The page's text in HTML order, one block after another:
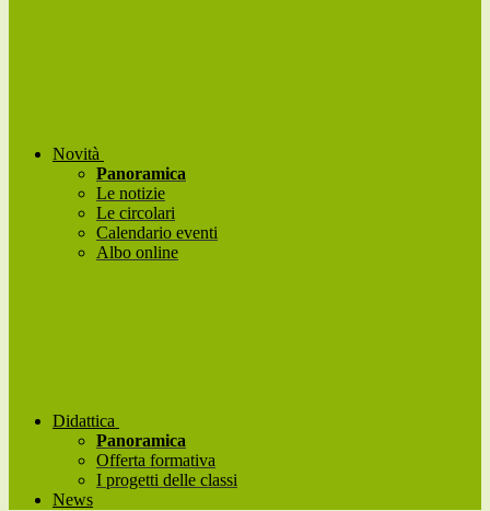
Novità
Panoramica
Le notizie
Le circolari
Calendario eventi
Albo online
Didattica
Panoramica
Offerta formativa
I progetti delle classi
News